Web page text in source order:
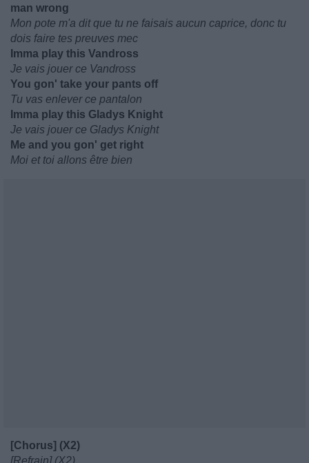
man wrong
Mon pote m'a dit que tu ne faisais aucun caprice, donc tu
dois faire tes preuves mec
Imma play this Vandross
Je vais jouer ce Vandross
You gon' take your pants off
Tu vas enlever ce pantalon
Imma play this Gladys Knight
Je vais jouer ce Gladys Knight
Me and you gon' get right
Moi et toi allons être bien
[Chorus] (X2)
[Refrain] (X2)